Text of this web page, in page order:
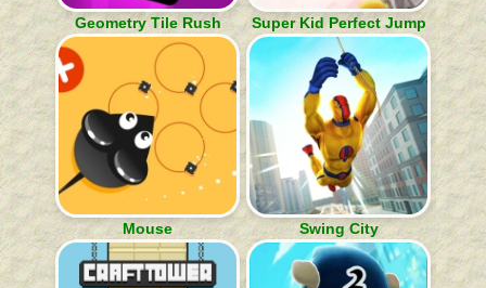
Geometry Tile Rush Super Kid Perfect Jump
Mouse Swing City